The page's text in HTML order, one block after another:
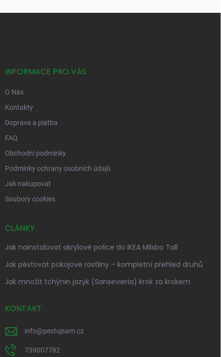
INFORMACE PRO VÁS
O Nás
Kontakty
Doprava a platba
FAQ
Obchodní podmínky
Podmínky ochrany osobních údajů
Jak nakupovat
Soubory cookies
ČLÁNKY
Jak nainstalovat akrylové police do IKEA Milsbo Tall
Jak pěstovat pokojové rostliny – kompletní přehled druhů
Jak množit tchýnin jazyk (Sansevieria) krok za krokem
KONTAKT
info@pestujsam.cz
739007782